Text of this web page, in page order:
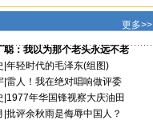
更多>>
聪：我以为那个老头永远不老
年轻时代的毛泽东(组图)
| 雷人！我在绝对唱响做评委
1977年华国锋视察大庆油田
批评余秋雨是侮辱中国人？